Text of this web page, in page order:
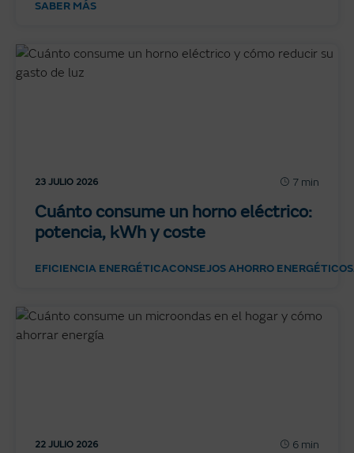
SABER MÁS
23 JULIO 2026 7 min
Cuánto consume un horno eléctrico:
potencia, kWh y coste
EFICIENCIA ENERGÉTICACONSEJOS AHORRO ENERGÉTICO
22 JULIO 2026 6 min